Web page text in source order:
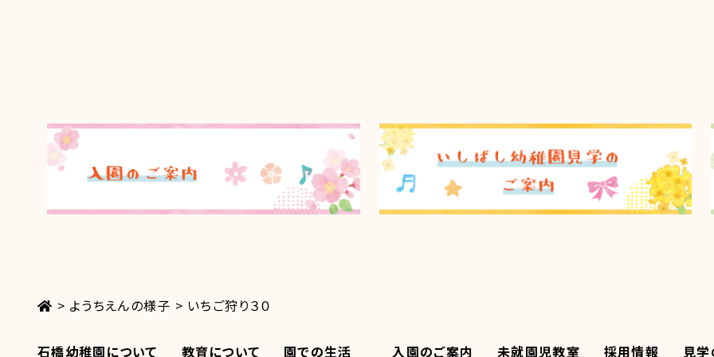
> ようちえんの様子 > いちご狩り３０
石橋幼稚園について 教育について 園での生活 入園のご案内 未就園児教室 採用情報 見